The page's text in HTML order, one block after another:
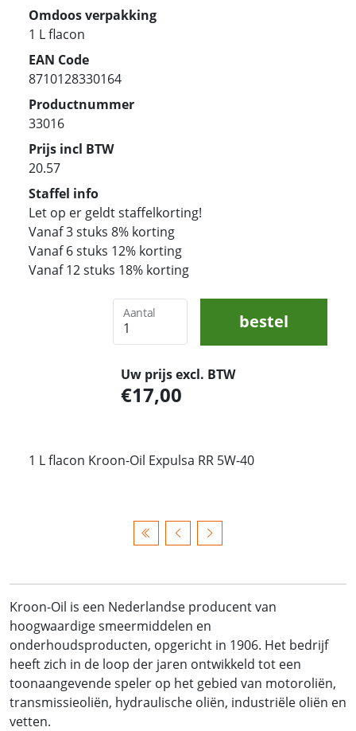
Omdoos verpakking
1 L flacon
EAN Code
8710128330164
Productnummer
33016
Prijs incl BTW
20.57
Staffel info
Let op er geldt staffelkorting!
Vanaf 3 stuks 8% korting
Vanaf 6 stuks 12% korting
Vanaf 12 stuks 18% korting
Aantal bestel
Uw prijs excl. BTW
17,00
1 L flacon Kroon-Oil Expulsa RR 5W-40
Kroon-Oil is een Nederlandse producent van
hoogwaardige smeermiddelen en
onderhoudsproducten, opgericht in 1906. Het bedrijf
heeft zich in de loop der jaren ontwikkeld tot een
toonaangevende speler op het gebied van motoroliën,
transmissieoliën, hydraulische oliën, industriële oliën en
vetten.